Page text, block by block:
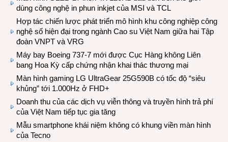
dùng công nghệ in phun inkjet của MSI và TCL
Hợp tác chiến lược phát triển mô hình khu công nghiệp công
nghệ số hiện đại trong ngành Cao su Việt Nam giữa hai Tập
đoàn VNPT và VRG
Máy bay Boeing 737-7 mới được Cục Hàng không Liên
bang Hoa Kỳ cấp chứng nhận khai thác thương mại
Màn hình gaming LG UltraGear 25G590B có tốc độ “siêu
khủng” tới 1.000Hz ở FHD+
Doanh thu của các dịch vụ viễn thông và truyền hình trả phí
của Việt Nam tiếp tục gia tăng
Mẫu smartphone khái niệm không có khung viền màn hình
của Tecno